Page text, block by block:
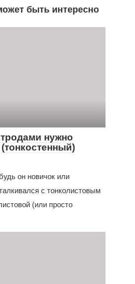
быть интересно
нужно
он новичок или
с тонколистовым
(или просто